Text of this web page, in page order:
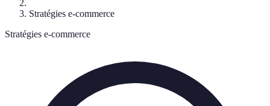
Stratégies e-commerce
Stratégies e-commerce